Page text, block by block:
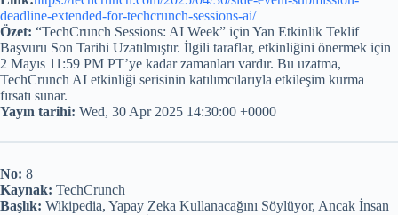
deadline-extended-for-techcrunch-sessions-ai/
Özet: “TechCrunch Sessions: AI Week” için Yan Etkinlik Teklif
Başvuru Son Tarihi Uzatılmıştır. İlgili taraflar, etkinliğini önermek için
2 Mayıs 11:59 PM PT’ye kadar zamanları vardır. Bu uzatma,
TechCrunch AI etkinliği serisinin katılımcılarıyla etkileşim kurma
fırsatı sunar.
Yayın tarihi: Wed, 30 Apr 2025 14:30:00 +0000
No: 8
Kaynak: TechCrunch
Başlık: Wikipedia, Yapay Zeka Kullanacağını Söylüyor, Ancak İnsan